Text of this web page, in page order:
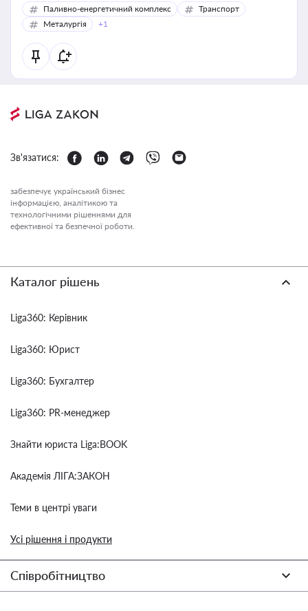
Паливно-енергетичний комплекс
Транспорт
Металургія
+1
Зв'язатися:
забезпечує український бізнес
інформацією, аналітикою та
технологічними рішеннями для
ефективної та безпечної роботи.
Каталог рішень
Liga360: Керівник
Liga360: Юрист
Liga360: Бухгалтер
Liga360: PR-менеджер
Знайти юриста Liga:BOOK
Академія ЛІГА:ЗАКОН
Теми в центрі уваги
Усі рішення і продукти
Співробітництво